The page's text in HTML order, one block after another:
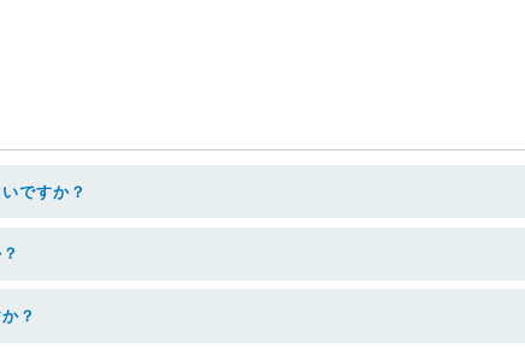
ですか？
？